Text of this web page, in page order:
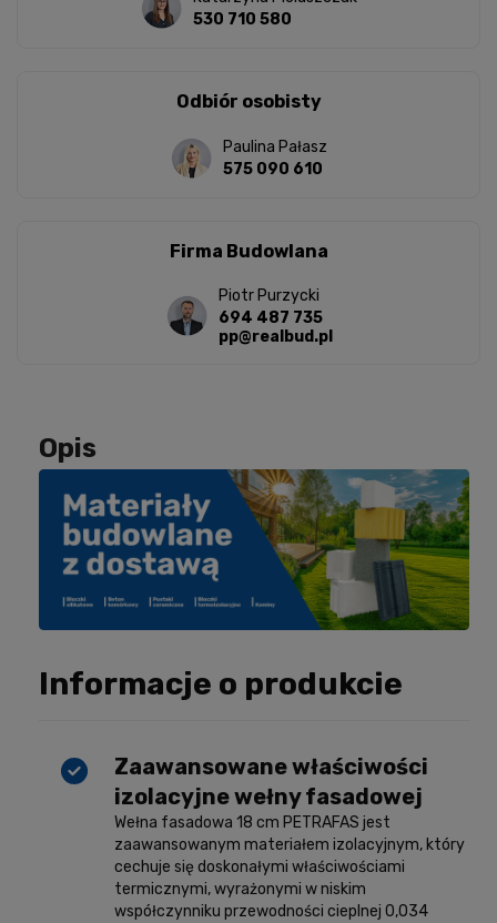
Odbiór osobisty
Paulina Pałasz
575 090 610
Firma Budowlana
Piotr Purzycki
694 487 735
pp@realbud.pl
530 710 580
Opis
Informacje o produkcie
Zaawansowane właściwości
izolacyjne wełny fasadowej
Wełna fasadowa 18 cm PETRAFAS jest
zaawansowanym materiałem izolacyjnym, który
cechuje się doskonałymi właściwościami
termicznymi, wyrażonymi w niskim
współczynniku przewodności cieplnej 0,034